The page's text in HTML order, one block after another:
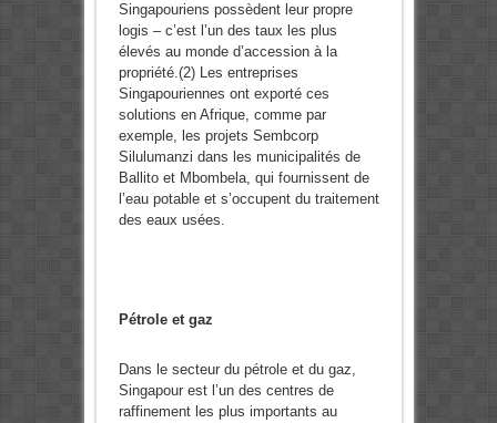
Singapouriens possèdent leur propre
logis – c’est l’un des taux les plus
élevés au monde d’accession à la
propriété.(2) Les entreprises
Singapouriennes ont exporté ces
solutions en Afrique, comme par
exemple, les projets Sembcorp
Silulumanzi dans les municipalités de
Ballito et Mbombela, qui fournissent de
l’eau potable et s’occupent du traitement
des eaux usées.
Pétrole et gaz
Dans le secteur du pétrole et du gaz,
Singapour est l’un des centres de
raffinement les plus importants au